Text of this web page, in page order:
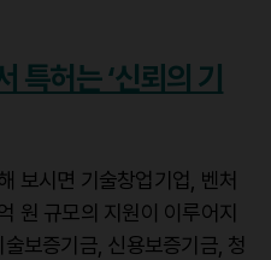
특허는 ‘신뢰의 기
보시면 기술창업기업, 벤처
원 규모의 지원이 이루어지
보증기금, 신용보증기금, 청